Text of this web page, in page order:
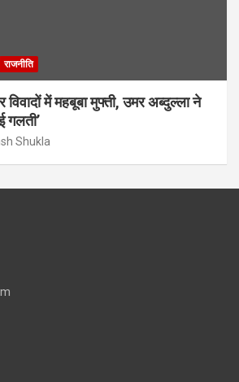
राजनीति
विवादों में महबूबा मुफ्ती, उमर अब्दुल्ला ने
गलती’
Shukla